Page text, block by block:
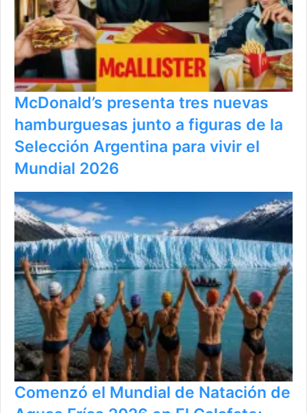
McDonald’s presenta tres nuevas
hamburguesas junto a figuras de la
Selección Argentina para vivir el
Mundial 2026
Comenzó el Mundial de Natación de